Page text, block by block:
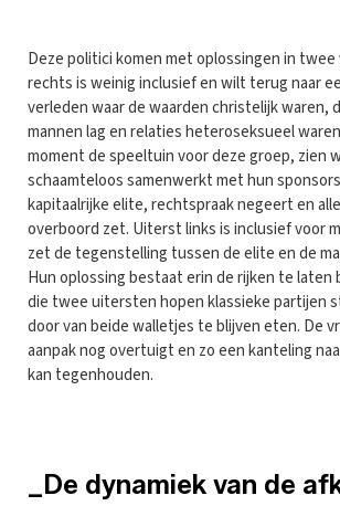
Deze politici komen met oplossingen in
rechts is weinig inclusief en wilt terug naar
verleden waar de waarden christelijk waren,
mannen lag en relaties heteroseksueel
moment de speeltuin voor deze groep, zien
schaamteloos samenwerkt met hun
kapitaalrijke elite, rechtspraak negeert en
overboord zet. Uiterst links is inclusief voor
zet de tegenstelling tussen de elite en de
Hun oplossing bestaat erin de rijken te laten
die twee uitersten hopen klassieke partijen
door van beide walletjes te blijven eten. De
aanpak nog overtuigt en zo een kanteling
kan tegenhouden.
_De dynamiek van de